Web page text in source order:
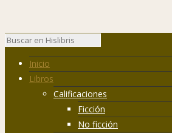
Inicio
Libros
Calificaciones
Ficción
No ficción